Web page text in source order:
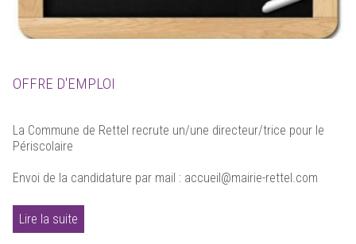
OFFRE D'EMPLOI
La Commune de Rettel recrute un/une directeur/trice pour le
Périscolaire
Envoi de la candidature par mail : accueil@mairie-rettel.com
Lire la suite